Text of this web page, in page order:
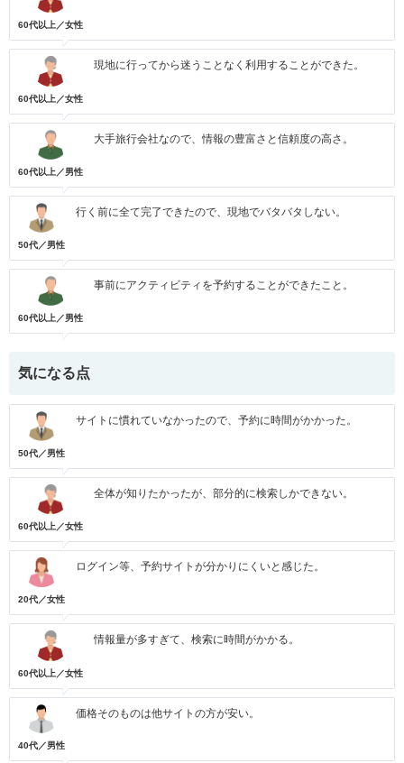
60代以上／女性
60代以上／女性
現地に行ってから迷うことなく利用することができた。
60代以上／男性
大手旅行会社なので、情報の豊富さと信頼度の高さ。
50代／男性
行く前に全て完了できたので、現地でバタバタしない。
60代以上／男性
事前にアクティビティを予約することができたこと。
気になる点
50代／男性
サイトに慣れていなかったので、予約に時間がかかった。
60代以上／女性
全体が知りたかったが、部分的に検索しかできない。
20代／女性
ログイン等、予約サイトが分かりにくいと感じた。
60代以上／女性
情報量が多すぎて、検索に時間がかかる。
40代／男性
価格そのものは他サイトの方が安い。